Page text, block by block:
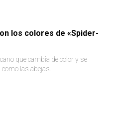
los colores de «Spider-
que cambia de color y se
las abejas.